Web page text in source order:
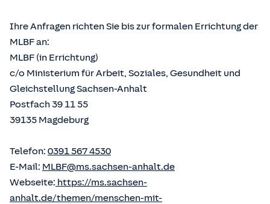
Ihre Anfragen richten Sie bis zur formalen Errichtung der
MLBF an:
MLBF (in Errichtung)
c/o Ministerium für Arbeit, Soziales, Gesundheit und
Gleichstellung Sachsen-Anhalt
Postfach 39 11 55
39135 Magdeburg
Telefon: 0391 567 4530
E-Mail: MLBF@ms.sachsen-anhalt.de
Webseite: https://ms.sachsen-
anhalt.de/themen/menschen-mit-